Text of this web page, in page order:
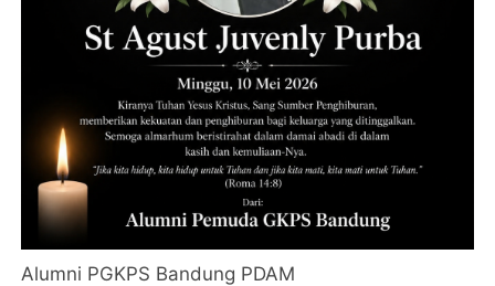
Alumni PGKPS Bandung PDAM